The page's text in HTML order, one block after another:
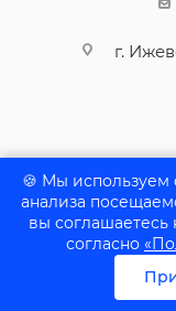
г.
🍪 Мы
анализа
вы соглашаетесь
согласно